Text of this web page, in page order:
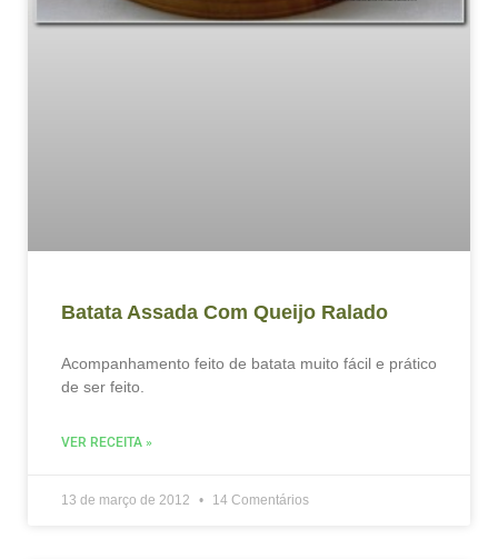
Batata Assada Com Queijo Ralado
Acompanhamento feito de batata muito fácil e prático
de ser feito.
VER RECEITA »
13 de março de 2012 14 Comentários